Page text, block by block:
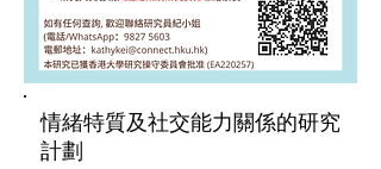
情緒特質及社交能力關係的研究
計劃